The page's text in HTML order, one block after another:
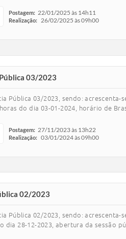
Postagem: 22/01/2025 às 14h11
Realização: 26/02/2025 às 09h00
03/2023
Pública 03/2023, sendo:
do dia 03-01-2024, horário de
Postagem: 27/11/2023 às 13h22
Realização: 03/01/2024 às 09h00
02/2023
Pública 02/2023, sendo:
28-12-2023, abertura da sessão